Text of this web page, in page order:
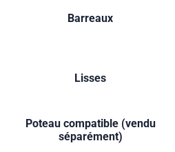
Barreaux
Lisses
Poteau compatible (vendu
séparément)